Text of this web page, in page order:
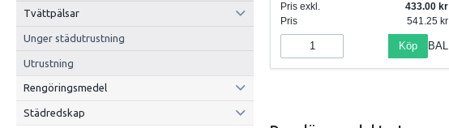
Tvättpälsar
Unger städutrustning
Utrustning
Rengöringsmedel
Städredskap
Pris exkl.
433.00
Pris
541.25
Köp BAL